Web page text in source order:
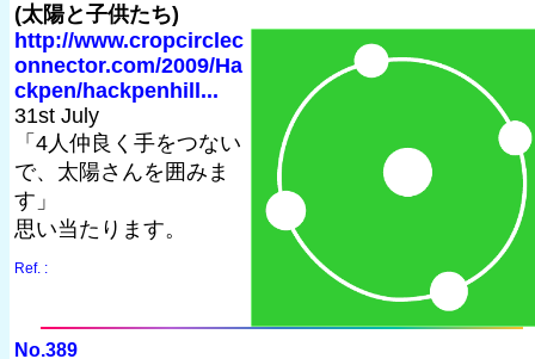
(太陽と子供たち)
http://www.cropcirclec
onnector.com/2009/Ha
ckpen/hackpenhill...
31st July
「4人仲良く手をつない
で、太陽さんを囲みま
す」
思い当たります。
Ref. :
No.389